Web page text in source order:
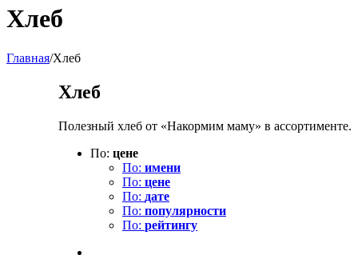
Хлеб
Главная/Хлеб
Хлеб
Полезный хлеб от «Накормим маму» в ассортименте.
По: цене
По: имени
По: цене
По: дате
По: популярности
По: рейтингу